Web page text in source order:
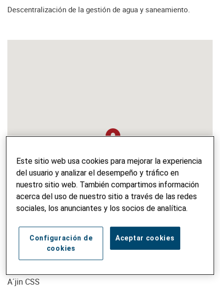
Descentralización de la gestión de agua y saneamiento.
A´jin CSS
Este sitio web usa cookies para mejorar la experiencia
del usuario y analizar el desempeño y tráfico en
nuestro sitio web. También compartimos información
acerca del uso de nuestro sitio a través de las redes
sociales, los anunciantes y los socios de analítica.
Aceptar cookies
Configuración de
cookies